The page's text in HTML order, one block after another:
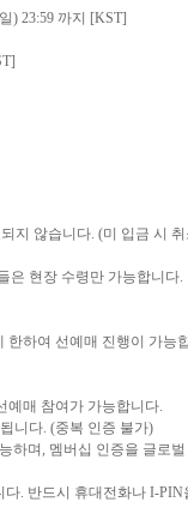
일 ) 23:59 까지
[KST]
지 않습니다. (미 입금 시 취
은 현장 수령만 가능합니다.
한하여 선예매 진행이 가능
예매 참여가 가능합니다.
니다. (중복 인증 불가)
하며, 멤버십 인증을 글로
다. 반드시 휴대전화나 I-PIN